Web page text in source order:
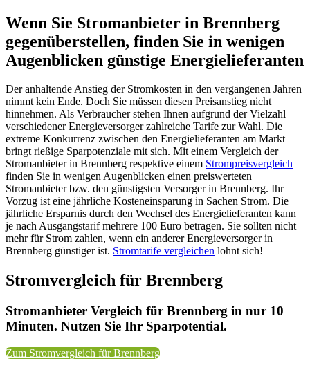
Wenn Sie Stromanbieter in Brennberg
gegenüberstellen, finden Sie in wenigen
Augenblicken günstige Energielieferanten
Der anhaltende Anstieg der Stromkosten in den vergangenen Jahren
nimmt kein Ende. Doch Sie müssen diesen Preisanstieg nicht
hinnehmen. Als Verbraucher stehen Ihnen aufgrund der Vielzahl
verschiedener Energieversorger zahlreiche Tarife zur Wahl. Die
extreme Konkurrenz zwischen den Energielieferanten am Markt
bringt rießige Sparpotenziale mit sich. Mit einem Vergleich der
Stromanbieter in Brennberg respektive einem Strompreisvergleich
finden Sie in wenigen Augenblicken einen preiswerteten
Stromanbieter bzw. den günstigsten Versorger in Brennberg. Ihr
Vorzug ist eine jährliche Kosteneinsparung in Sachen Strom. Die
jährliche Ersparnis durch den Wechsel des Energielieferanten kann
je nach Ausgangstarif mehrere 100 Euro betragen. Sie sollten nicht
mehr für Strom zahlen, wenn ein anderer Energieversorger in
Brennberg günstiger ist. Stromtarife vergleichen lohnt sich!
Stromvergleich für Brennberg
Stromanbieter Vergleich für Brennberg in nur 10
Minuten. Nutzen Sie Ihr Sparpotential.
Zum Stromvergleich für Brennberg